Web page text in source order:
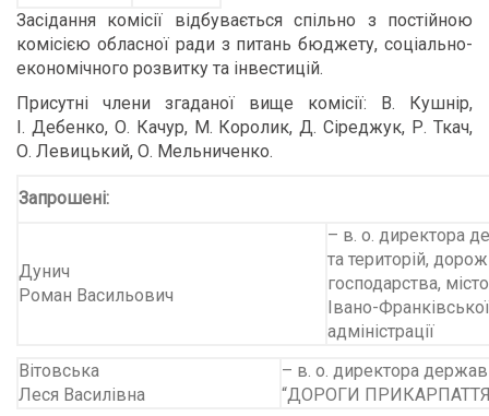
Засідання комісії відбувається спільно з постійною
комісією обласної ради з питань бюджету, соціально-
економічного розвитку та інвестицій.
Присутні члени згаданої вище комісії: В. Кушнір,
І. Дебенко, О. Качур, М. Королик, Д. Сіреджук, Р. Ткач,
О. Левицький, О. Мельниченко.
Запрошені:
Дунич
Роман Васильович
– в. о. директора
та територій,
господарства,
Івано-
адміністрації
Вітовська
Леся Василівна
– в. о. директора
“ДОРОГИ